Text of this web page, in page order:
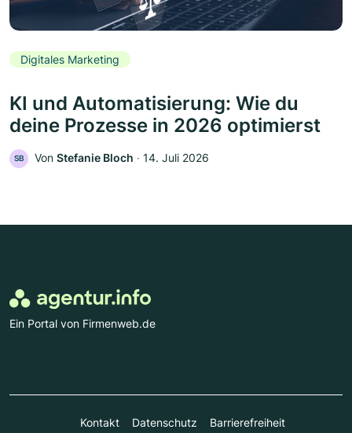
Digitales Marketing
KI und Automatisierung: Wie du
deine Prozesse in 2026 optimierst
SB Von Stefanie Bloch ‧ 14. Juli 2026
Ein Portal von Firmenweb.de
Kontakt Datenschutz Barrierefreiheit